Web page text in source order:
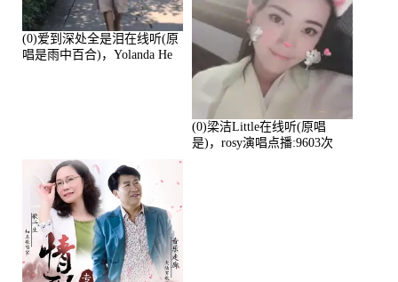
(0)爱到深处全是泪在线听(原
唱是雨中百合)，Yolanda He
(0)梁洁Little在线听(原唱
是)，rosy演唱点播:9603次